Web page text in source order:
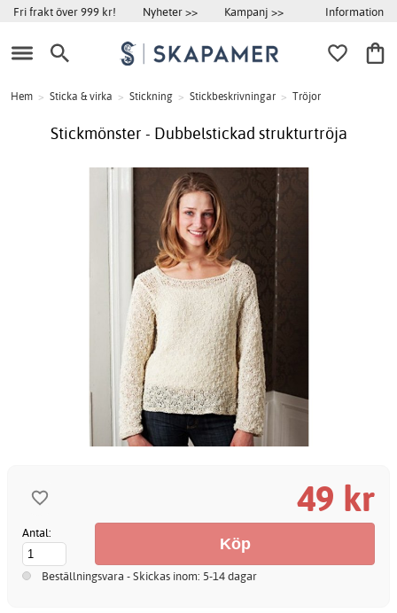
Fri frakt över 999 kr! Nyheter >> Kampanj >> Information
Hem > Sticka & virka > Stickning > Stickbeskrivningar > Tröjor
Stickmönster - Dubbelstickad strukturtröja
49 kr
Antal:
Beställningsvara - Skickas inom: 5-14 dagar